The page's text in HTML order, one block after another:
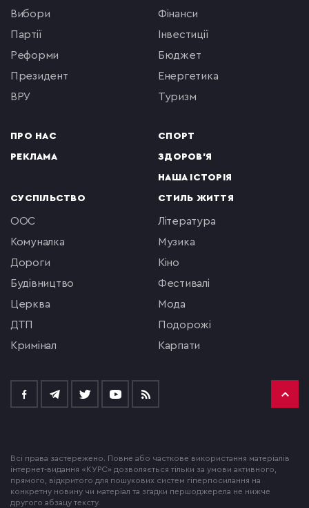
вибори
партії
реформи
президент
ВРУ
ПРО НАС
РЕКЛАМА
фінанси
інвестиції
бюджет
енергетика
туризм
СПОРТ
ЗДОРОВ'Я
НАША ІСТОРІЯ
СУСПІЛЬСТВО
ООС
комуналка
Дороги
будівництво
церква
ДТП
кримінал
СТИЛЬ ЖИТТЯ
література
музика
кіно
фестивалі
мода
подорожі
Карпати
Всі права застережено. Повне або часткове використання матеріалів
інтернет-видання «КУРС» дозволяється тільки за умови активного,
прямого, відкритого для пошукових систем гіперпосилання на
конкретну новину чи матеріал та згадки першоджерела не нижче
другого абзацу тексту.